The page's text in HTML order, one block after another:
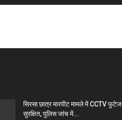
सिरसा छात्र मारपीट मामले में CCTV फुटेज
सुरक्षित, पुलिस जांच में...